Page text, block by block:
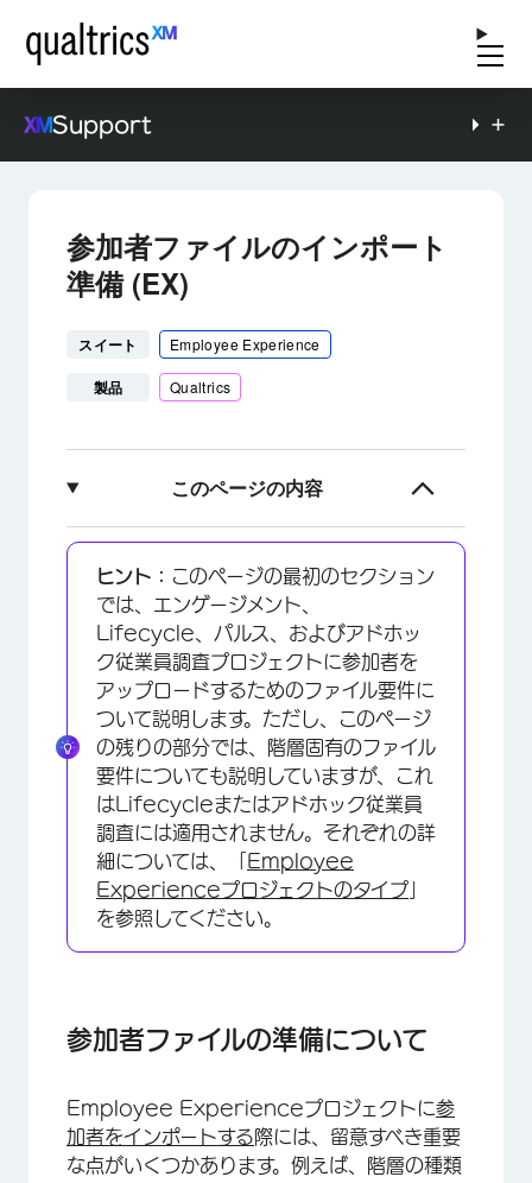
Support
参加者ファイルのインポート
準備 (EX)
スイート Employee Experience
製品 Qualtrics
このページの内容
参加者ファイルの準備について
親子階層の参加者をインポートする
レベルベースの階層に参加者をインポートする
スケルトン階層の参加者をインポートする
回答者 vs. 未回答者
最大文字数と対応文字
FAQs
ヒント： このページの最初のセクション
では、エンゲージメント、
Lifecycle、パルス、およびアドホッ
ク従業員調査プロジェクトに参加者を
アップロードするためのファイル要件に
ついて説明します。ただし、このページ
の残りの部分では、階層固有のファイル
要件についても説明していますが、これ
はLifecycleまたはアドホック従業員
調査には適用されません。それぞれの詳
細については、「 Employee
Experienceプロジェクトのタイプ
を参照してください。
参加者ファイルの準備について
Employee Experienceプロジェクトに参
加者をインポートする際には、留意すべき重要
な点がいくつかあります。例えば、階層の種類